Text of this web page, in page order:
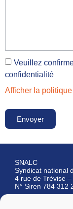
Veuillez
confidentialité
Afficher la
Envoyer
SNALC
Syndicat national
4 rue de Trévise
N° Siren 784 312